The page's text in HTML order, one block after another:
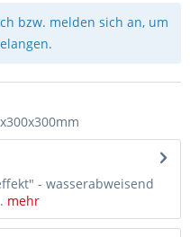
bzw. melden sich an, um
- wasserabweisend
mehr